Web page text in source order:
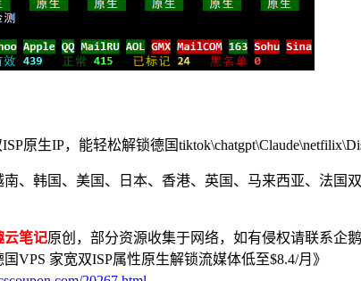
原生IP，能轻松解锁德国
、韩国、美国、日本、香港、英国、马来西亚、法国
云笔记原创，部分资源收集于网络，如有侵权请联系企鹅
VPS 家宽双ISP属性原生解锁流媒体低至$8.4/月》